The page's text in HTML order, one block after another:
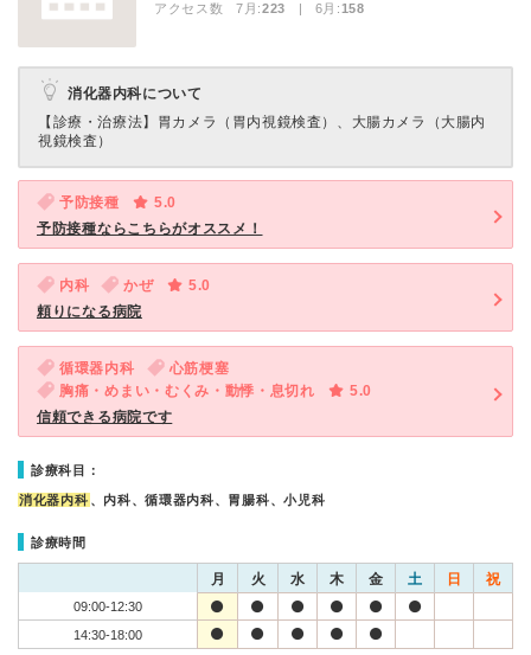
アクセス数 7月:223 | 6月:158
消化器内科について
【診療・治療法】 胃カメラ（胃内視鏡検査）、大腸カメラ（大腸内
視鏡検査）
予防接種
5.0
予防接種ならこちらがオススメ！
内科 かぜ
5.0
頼りになる病院
循環器内科
心筋梗塞
胸痛・めまい・むくみ・動悸・息切れ
5.0
信頼できる病院です
診療科目：
消化器内科 、内科、循環器内科、胃腸科、小児科
診療時間
月 火 水 木 金 土 日 祝
09:00-12:30
14:30-18:00